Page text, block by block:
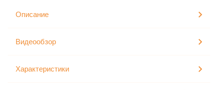
Описание
Видеообзор
Характеристики